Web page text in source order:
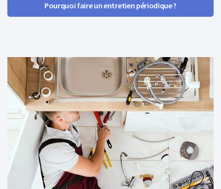
Pourquoi faire un entretien périodique ?